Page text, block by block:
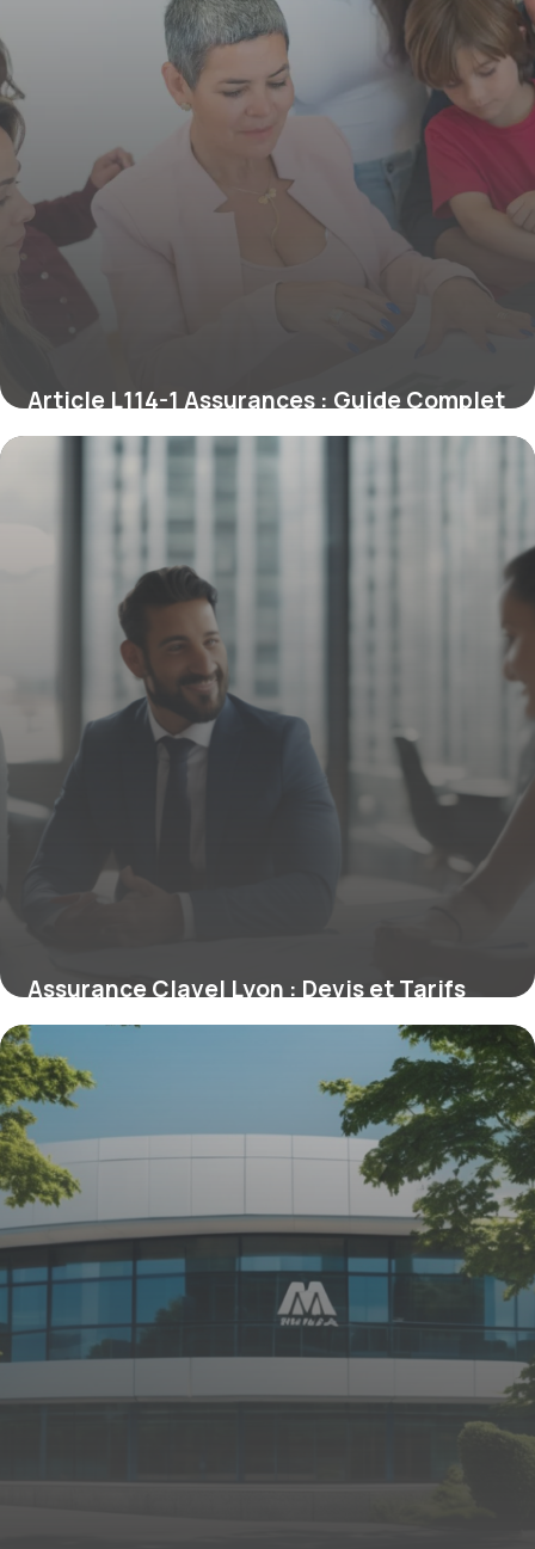
Article L114-1 Assurances : Guide Complet
2026
3 juin 2026
Assurance Clavel Lyon : Devis et Tarifs
2026
7 mai 2026